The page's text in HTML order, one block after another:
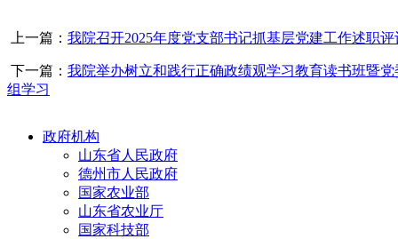
上一篇： 我院召开2025年度党支部书记抓基层党建工作述职评
下一篇： 我院举办树立和践行正确政绩观学习教育读书班暨
组学习
政府机构
山东省人民政府
德州市人民政府
国家农业部
山东省农业厅
国家科技部